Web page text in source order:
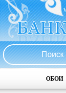
ОБОИ